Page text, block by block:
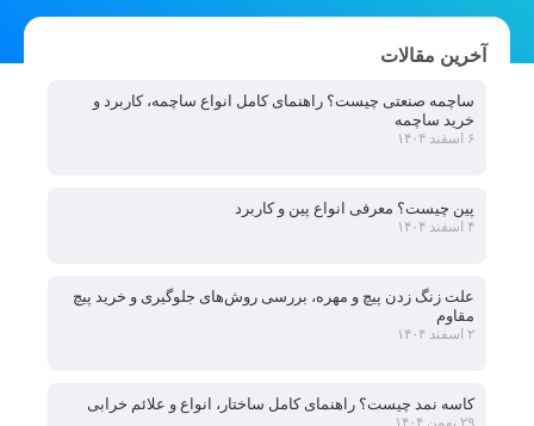
آخرین مقالات
ساچمه صنعتی چیست؟ راهنمای کامل انواع ساچمه، کاربرد و
خرید ساچمه
۶ اسفند ۱۴۰۴
پین چیست؟ معرفی انواع پین و کاربرد
۴ اسفند ۱۴۰۴
علت زنگ زدن پیچ و مهره، بررسی روش‌های جلوگیری و خرید پیچ
مقاوم
۲ اسفند ۱۴۰۴
کاسه نمد چیست؟ راهنمای کامل ساختار، انواع و علائم خرابی
۲۹ بهمن ۱۴۰۴